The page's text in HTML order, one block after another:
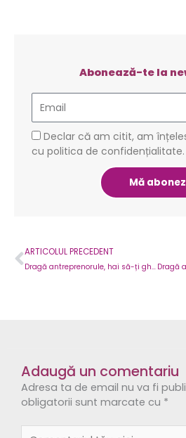
Abonează-te la
GDPRDeclar că am citit, am
cu politica de confidențialitate.
Mă abonez
Prev
ARTICOLUL PRECEDENT
Dragă antreprenorule, hai să-ți ghicesc în balanță!
Adaugă un comentariu
Adresa ta de email nu va fi
obligatorii sunt marcate cu *